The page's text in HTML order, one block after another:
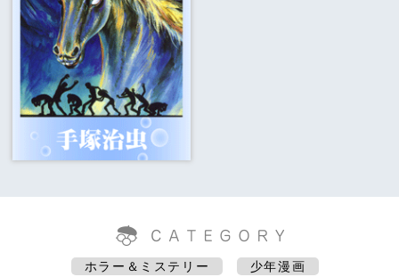
ホラー＆ミステリー 少年漫画